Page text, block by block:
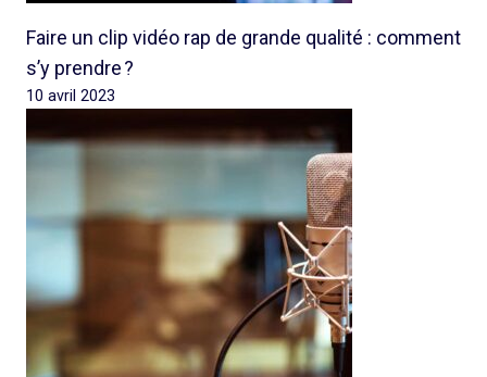
Faire un clip vidéo rap de grande qualité : comment
s’y prendre ?
10 avril 2023